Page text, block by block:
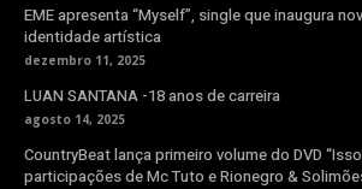
EME apresenta “Myself”, single que inaugura
identidade artística
dezembro 11, 2025
LUAN SANTANA -18 anos de carreira
agosto 14, 2025
CountryBeat lança primeiro volume do DVD
participações de Mc Tuto e Rionegro &